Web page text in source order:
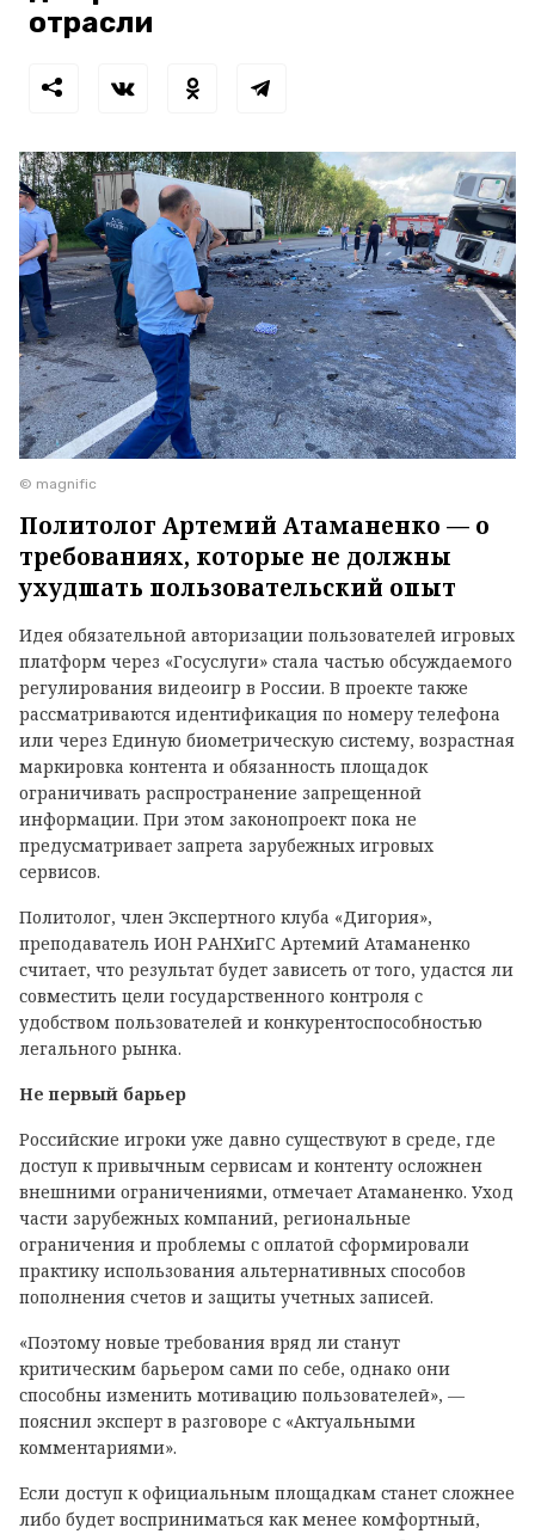
отрасли
© magnific
Политолог Артемий Атаманенко — о
требованиях, которые не должны
ухудшать пользовательский опыт
Идея обязательной авторизации пользователей игровых
платформ через «Госуслуги» стала частью обсуждаемого
регулирования видеоигр в России. В проекте также
рассматриваются идентификация по номеру телефона
или через Единую биометрическую систему, возрастная
маркировка контента и обязанность площадок
ограничивать распространение запрещенной
информации. При этом законопроект пока не
предусматривает запрета зарубежных игровых
сервисов.
Политолог, член Экспертного клуба «Дигория»,
преподаватель ИОН РАНХиГС Артемий Атаманенко
считает, что результат будет зависеть от того, удастся ли
совместить цели государственного контроля с
удобством пользователей и конкурентоспособностью
легального рынка.
Не первый барьер
Российские игроки уже давно существуют в среде, где
доступ к привычным сервисам и контенту осложнен
внешними ограничениями, отмечает Атаманенко. Уход
части зарубежных компаний, региональные
ограничения и проблемы с оплатой сформировали
практику использования альтернативных способов
пополнения счетов и защиты учетных записей.
«Поэтому новые требования вряд ли станут
критическим барьером сами по себе, однако они
способны изменить мотивацию пользователей», —
пояснил эксперт в разговоре с «Актуальными
комментариями».
Если доступ к официальным площадкам станет сложнее
либо будет восприниматься как менее комфортный,